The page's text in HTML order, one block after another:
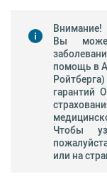
Внимание!
Вы
помощь в
гарантий
Чтобы
или на